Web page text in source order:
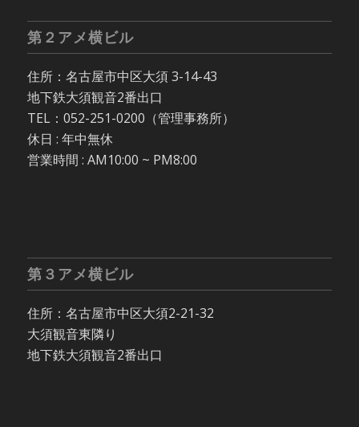
第２アメ横ビル
住所：名古屋市中区大須 3-14-43
地下鉄大須観音2番出口
TEL：052-251-0200（管理事務所）
休日 : 年中無休
営業時間 : AM10:00 ~ PM8:00
第３アメ横ビル
住所：名古屋市中区大須2-21-32
大須観音東隣り
地下鉄大須観音2番出口